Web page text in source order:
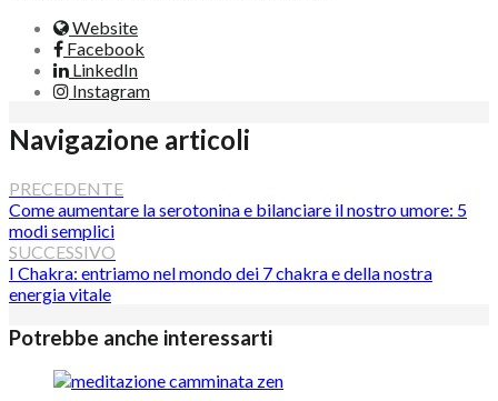
Website
Facebook
LinkedIn
Instagram
Navigazione articoli
PRECEDENTE
Come aumentare la serotonina e bilanciare il nostro umore: 5
modi semplici
SUCCESSIVO
I Chakra: entriamo nel mondo dei 7 chakra e della nostra
energia vitale
Potrebbe anche interessarti